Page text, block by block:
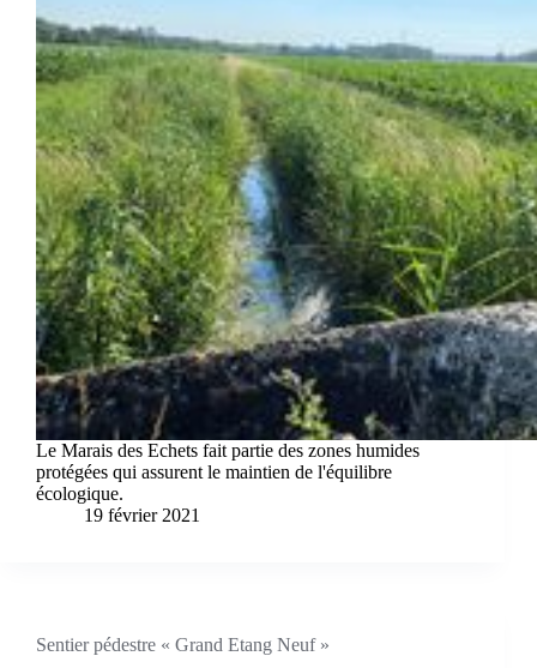
Le Marais des Echets fait partie des zones humides
protégées qui assurent le maintien de l'équilibre
écologique.
19 février 2021
Sentier pédestre « Grand Etang Neuf »